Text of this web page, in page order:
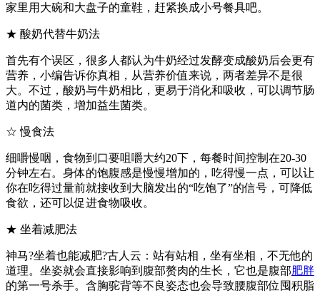
家里用大碗和大盘子的童鞋，赶紧换成小号餐具吧。
★ 酸奶代替牛奶法
首先有个误区，很多人都认为牛奶经过发酵变成酸奶后会更有
营养，小编告诉你真相，从营养价值来说，两者差异不是很
大。不过，酸奶与牛奶相比，更易于消化和吸收，可以调节肠
道内的菌类，增加益生菌类。
☆ 慢食法
细嚼慢咽，食物到口要咀嚼大约20下，每餐时间控制在20-30
分钟左右。身体的饱腹感是慢慢增加的，吃得慢一点，可以让
你在吃得过量前就接收到大脑发出的“吃饱了”的信号，可降低
食欲，还可以促进食物吸收。
★ 坐着减肥法
神马?坐着也能减肥?古人云：站有站相，坐有坐相，不无他的
道理。坐姿就会直接影响到腹部赘肉的生长，它也是腹部肥胖
的第一号杀手。含胸驼背等不良姿态也会导致腰腹部位囤积脂